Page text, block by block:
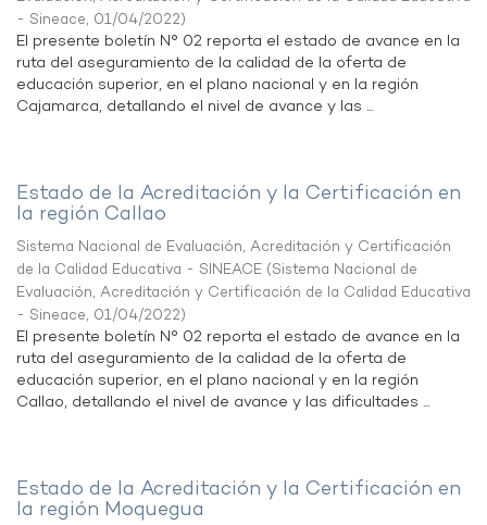
- Sineace, 01/04/2022)
El presente boletín N° 02 reporta el estado de avance en la
ruta del aseguramiento de la calidad de la oferta de
educación superior, en el plano nacional y en la región
Cajamarca, detallando el nivel de avance y las ...
Estado de la Acreditación y la Certificación en
la región Callao
Sistema Nacional de Evaluación, Acreditación y Certificación
de la Calidad Educativa - SINEACE (Sistema Nacional de
Evaluación, Acreditación y Certificación de la Calidad Educativa
- Sineace, 01/04/2022)
El presente boletín N° 02 reporta el estado de avance en la
ruta del aseguramiento de la calidad de la oferta de
educación superior, en el plano nacional y en la región
Callao, detallando el nivel de avance y las dificultades ...
Estado de la Acreditación y la Certificación en
la región Moquegua